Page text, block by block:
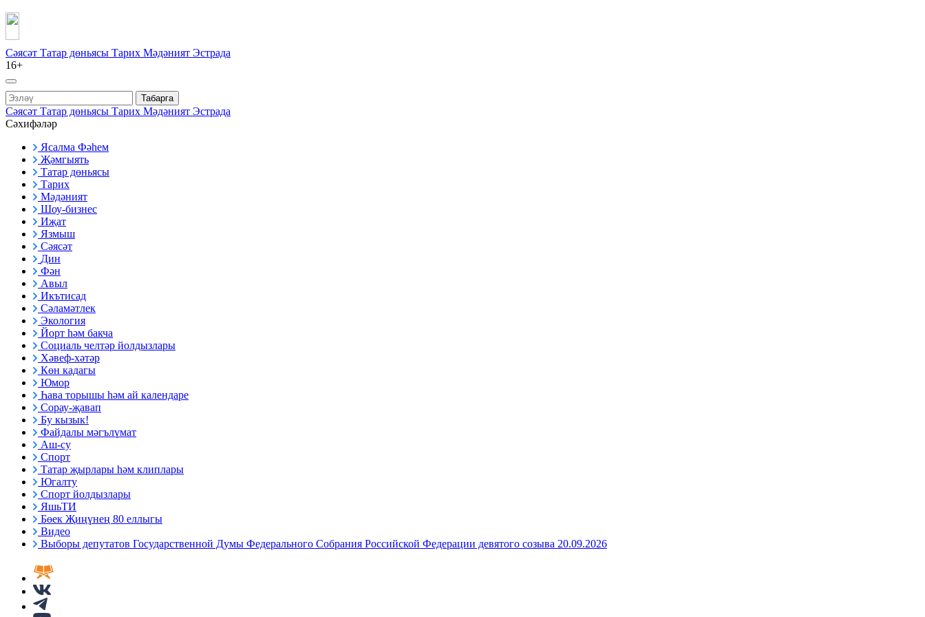
Сәясәт Татар дөньясы Тарих Мәдәният Эстрада
16+
Табарга
Сәясәт Татар дөньясы Тарих Мәдәният Эстрада
Сәхифәләр
Ясалма Фәһем
Җәмгыять
Татар дөньясы
Тарих
Мәдәният
Шоу-бизнес
Иҗат
Язмыш
Сәясәт
Дин
Фән
Авыл
Икътисад
Сәламәтлек
Экология
Йорт һәм бакча
Социаль челтәр йолдызлары
Хәвеф-хәтәр
Көн кадагы
Юмор
Һава торышы һәм ай календаре
Сорау-җавап
Бу кызык!
Файдалы мәгълүмат
Аш-су
Спорт
Татар җырлары һәм клиплары
Югалту
Спорт йолдызлары
ЯшьТИ
Бөек Җиңүнең 80 еллыгы
Видео
Выборы депутатов Государственной Думы Федерального Собрания Российской Федерации девятого созыва 20.09.2026